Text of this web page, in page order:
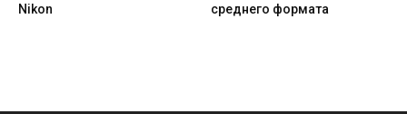
Nikon
среднего формата